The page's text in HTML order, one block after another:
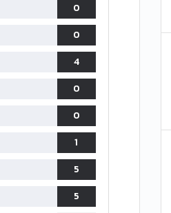
0
0
4
0
0
1
5
5